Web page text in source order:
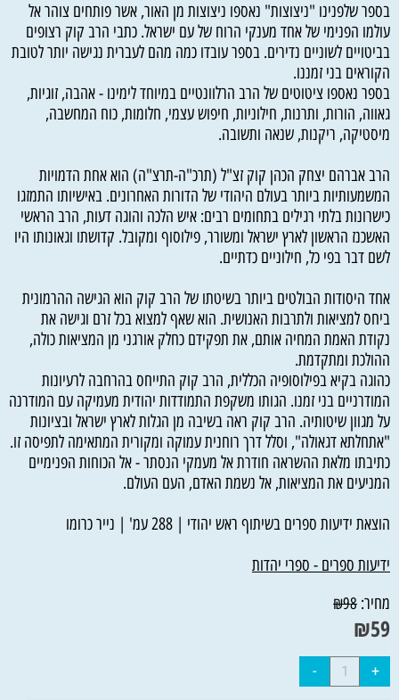
בספר שלפנינו "ניצוצות" נאספו ניצוצות מן האור, אשר פותחים צוהר אל
עולמו הפנימי של אחד מענקי הרוח של עם ישראל. כתבי הרב קוק רצופים
בביטויים לשוניים נדירים. בספר עובדו כמה מהם לעברית נגישה יותר לטובת
הקוראים בני זמננו.
בספר נאספו ציטוטים של הרב הרלוונטיים במיוחד לימינו - אהבה, זוגיות,
גאווה, הורות, ותרנות, חילוניות, חיפוש עצמי, חלומות, כוח המחשבה,
מיסטיקה, ריקנות, שנאה ותשובה.
הרב אברהם יצחק הכהן קוק זצ"ל (תרכ"ה-תרצ"ה) הוא אחת הדמויות
המשמעותיות ביותר בעולם היהודי של הדורות האחרונים. באישיותו התמזגו
כישרונות בלתי רגילים בתחומים רבים: איש הלכה והוגה דעות, הרב הראשי
האשכנז הראשון לארץ ישראל ומשורר, פילוסוף ומקובל. קדושתו וגאונותו היו
לשם דבר בפי כל, חילוניים כדתיים.
אחד היסודות הבולטים ביותר בשיטתו של הרב קוק הוא הגישה ההרמונית
ביחס למציאות ולתרבות האנושית. הוא שאף למצוא בכל זרם וגישה את
נקודת האמת המחיה אותם, את תפקידם כחלק אורגני מן המציאות כולה,
ההולכת ומתקדמת.
כהוגה בקיא בפילוסופיה הכללית, הרב קוק התייחס בהרחבה לרעיונות
המודרניים בני זמנו. הגותו משקפת התמודדות יהודית מעמיקה עם המודרנה
על מגוון שיטותיה. הרב קוק ראה בשיבה מן הגלות לארץ ישראל ובציונות
"אתחלתא דגאולה", וסלל דרך רוחנית עמוקה ומקורית המתאימה לתפיסה זו.
כתיבתו מלאת ההשראה חודרת אל מעמקי הנסתר - אל הכוחות הפנימיים
המניעים את המציאות, אל נשמת האדם, העם העולם.
הוצאת ידיעות ספרים בשיתוף ראש יהודי | 288 עמ' | נייר כרומו
ידיעות ספרים - ספרי יהדות
מחיר:
₪98
₪59